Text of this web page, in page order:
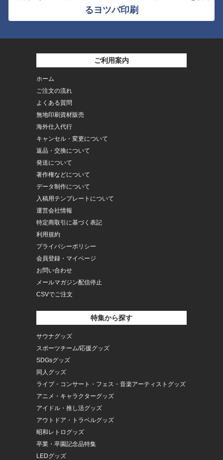
るヨツバ印刷
ご利用案内
ホーム
ご注文の流れ
よくある質問
無地印刷資材販売
海外仕入代行
キャンセル・変更について
返品・交換について
発送について
著作権などについて
データ制作について
入稿用テンプレートについて
運営会社情報
特定商取引に基づく表記
利用規約
プライバシーポリシー
会員登録・マイページ
お問い合わせ
メールマガジン配信停止
CSVでご注文
特集から探す
サウナグッズ
スポーツチーム/応援グッズ
SDGsグッズ
同人グッズ
ライブ・コンサート・フェス・音楽アーティストグッズ
アニメ・キャラクターグッズ
アイドル・推し活グッズ
アウトドア・トラベルグッズ
昭和レトログッズ
卒業・卒園記念品特集
LEDグッズ